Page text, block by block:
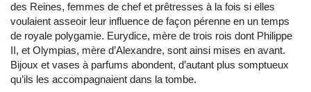
des Reines, femmes de chef et prêtresses à la fois si elles
voulaient asseoir leur influence de façon pérenne en un temps
de royale polygamie. Eurydice, mère de trois rois dont Philippe
II, et Olympias, mère d’Alexandre, sont ainsi mises en avant.
Bijoux et vases à parfums abondent, d’autant plus somptueux
qu’ils les accompagnaient dans la tombe.